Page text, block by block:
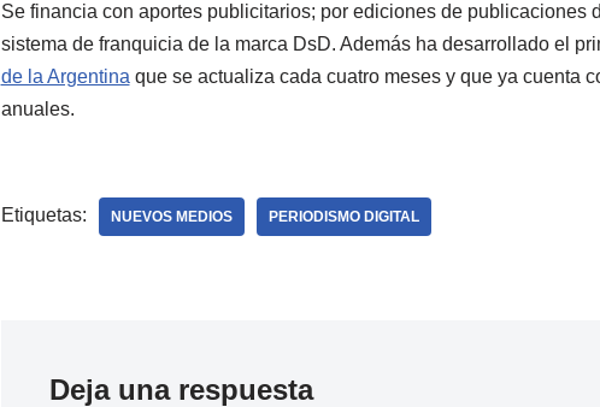
Se financia con aportes publicitarios; por ediciones de publicaciones
sistema de franquicia de la marca DsD. Además ha desarrollado el
de la Argentina que se actualiza cada cuatro meses y que ya cuenta
anuales.
Etiquetas: NUEVOS MEDIOS PERIODISMO DIGITAL
Deja una respuesta